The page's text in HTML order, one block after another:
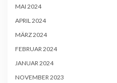
MAI 2024
APRIL 2024
MÄRZ 2024
FEBRUAR 2024
JANUAR 2024
NOVEMBER 2023